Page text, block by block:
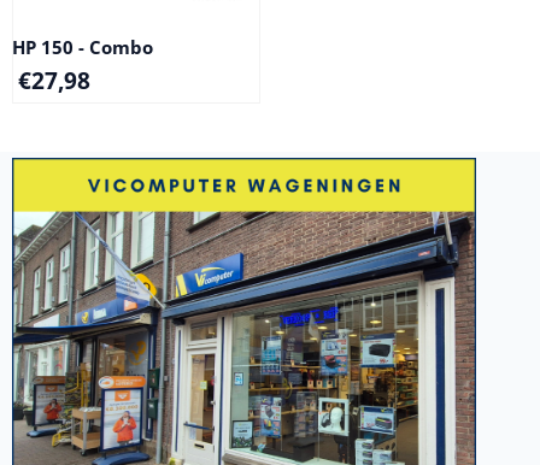
HP 150 - Combo
€27,98